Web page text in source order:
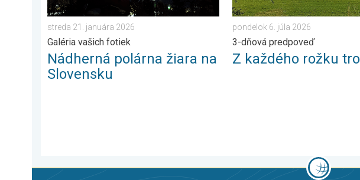
streda 21. januára 2026
Galéria vašich fotiek
Nádherná polárna žiara na
Slovensku
pondelok 6. júla 2026
3-dňová predpoveď
Z každého rožku